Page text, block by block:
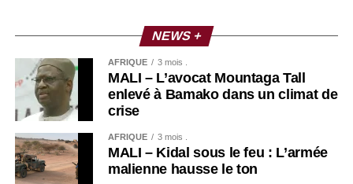
NEWS +
AFRIQUE 3 mois .
MALI – L’avocat Mountaga Tall
enlevé à Bamako dans un climat de
crise
AFRIQUE 3 mois .
MALI – Kidal sous le feu : L’armée
malienne hausse le ton